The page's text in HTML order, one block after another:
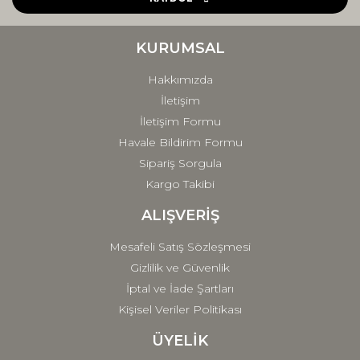
Ürün fiyatı diğer sitelerden daha pahalı.
Gönder
KURUMSAL
Hakkımızda
İletişim
İletişim Formu
Havale Bildirim Formu
Sipariş Sorgula
Kargo Takibi
ALIŞVERİŞ
Mesafeli Satış Sözleşmesi
Gizlilik ve Güvenlik
İptal ve İade Şartları
Kişisel Veriler Politikası
ÜYELİK